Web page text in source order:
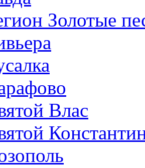
Золотые
Влас